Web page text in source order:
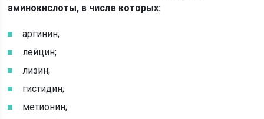
аминокислоты, в числе которых:
аргинин;
лейцин;
лизин;
гистидин;
метионин;